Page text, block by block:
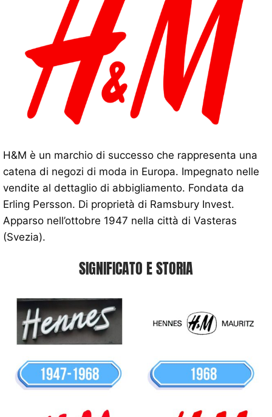
H&M è un marchio di successo che rappresenta una
catena di negozi di moda in Europa. Impegnato nelle
vendite al dettaglio di abbigliamento. Fondata da
Erling Persson. Di proprietà di Ramsbury Invest.
Apparso nell’ottobre 1947 nella città di Vasteras
(Svezia).
SIGNIFICATO E STORIA